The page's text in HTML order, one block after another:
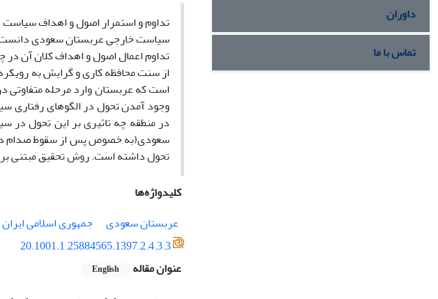
تداوم و استمرار اصول و اهداف
سیاست خارجی عربستان سعودی دانست
تداوم اعمال اصول و اهداف کلان آن
از سنت محافظه کاری و گرایش به
است که عربستان وارد مرحله
وجود آمدن تحول در الگوهای
در منطقه چه تاثیری بر این تحول
سعودی(به خصوص پس از سقوط صدام در
تحول داشته است. روش تحقیق مبتنی
کلیدواژه‌ها
عربستان سعودی
جمهوری اسلامی ایران
20.1001.1.25884565.1397.2.4.3.3
عنوان مقاله
English
داوران
تماس با ما